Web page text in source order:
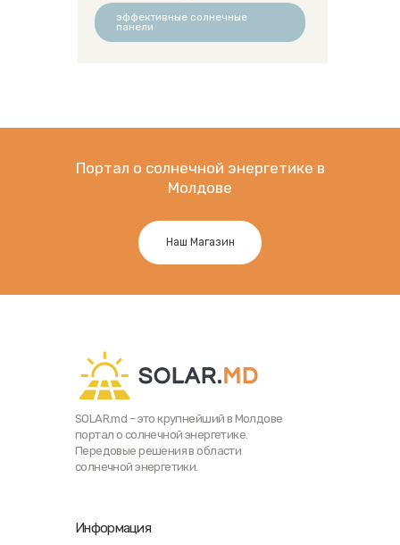
эффективные солнечные
панели
Портал о солнечной энергетике в
Молдове
Наш Магазин
SOLAR.md – это крупнейший в Молдове
портал о солнечной энергетике.
Передовые решения в области
солнечной энергетики.
Информация